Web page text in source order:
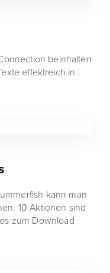
beinhalten
effektreich in
kann man
10 Aktionen sind
zum Download